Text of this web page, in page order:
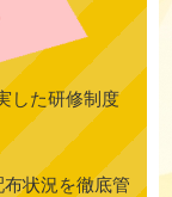
した研修制度
状況を徹底管